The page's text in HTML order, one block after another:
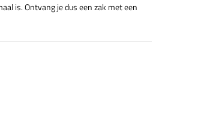
is. Ontvang je dus een zak met een